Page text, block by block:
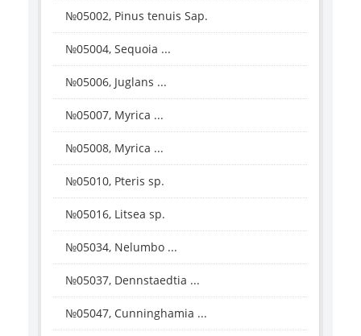
№05002, Pinus tenuis Sap.
№05004, Sequoia ...
№05006, Juglans ...
№05007, Myrica ...
№05008, Myrica ...
№05010, Pteris sp.
№05016, Litsea sp.
№05034, Nelumbo ...
№05037, Dennstaedtia ...
№05047, Cunninghamia ...